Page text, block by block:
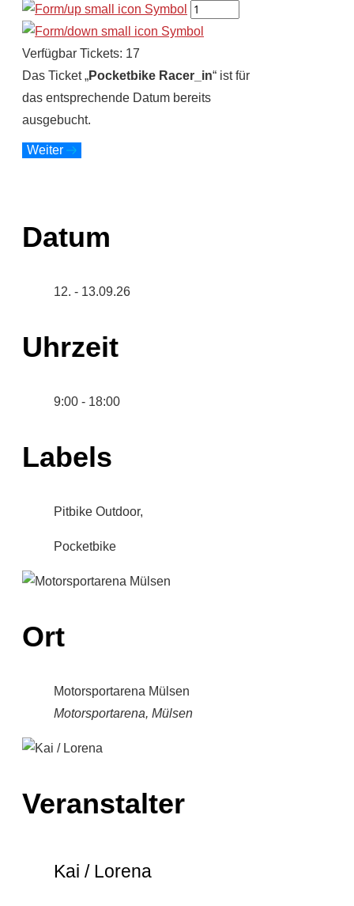
Verfügbar Tickets: 17
Das Ticket „Pocketbike Racer_in“ ist für
das entsprechende Datum bereits
ausgebucht.
Weiter
Datum
12. - 13.09.26
Uhrzeit
9:00 - 18:00
Labels
Pitbike Outdoor,
Pocketbike
Ort
Motorsportarena Mülsen
Motorsportarena, Mülsen
Veranstalter
Kai / Lorena